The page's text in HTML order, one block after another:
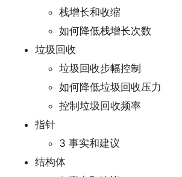
栈增长和收缩
如何降低栈增长次数
垃圾回收
垃圾回收步幅控制
如何降低垃圾回收压力
控制垃圾回收频率
指针
3 事实和建议
结构体